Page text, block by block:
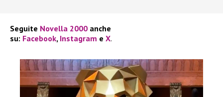
Seguite Novella 2000 anche
su: Facebook, Instagram e X.